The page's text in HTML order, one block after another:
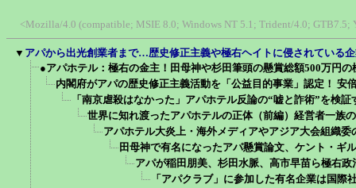
<Mozilla/4.0 (compatible; MSIE 8.0; Windows NT 5.1; Trident/4.0; GTB7.5;
▼ アパから出光創業者まで…歴史修正主義や極右ヘイトに侵されている
●アパホテル：極右の金主！田母神や杉田筆頭の懸賞総額500万円
内閣府がアパの歴史修正主義活動を「公益目的事業」認定！ 安
「南京虐殺はなかった」アパホテル反論の“嘘と詐術”を検
世界に知れ渡ったアパホテルの正体（前編）経営者一族
アパホテル大炎上・海外メディアやアジア大会組織
田母神で有名になったアパ懸賞論文、ケント・ギ
アパが稲田朋美、杉田水脈、高市早苗ら極右
「アパクラブ」に参加した有名企業は国際